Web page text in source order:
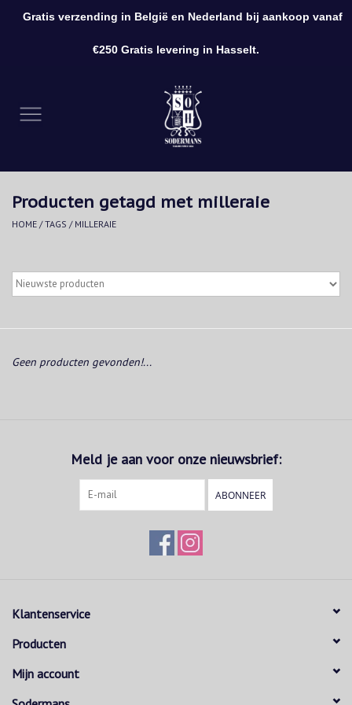
Kleding
Accessoires
Producten getagd met milleraie
HOME /TAGS / MILLERAIE
Geen producten gevonden!...
Meld je aan voor onze nieuwsbrief:
ABONNEER
Klantenservice
Producten
Mijn account
Gratis verzending in België en Nederland bij aankoop vanaf
€250 Gratis levering in Hasselt.